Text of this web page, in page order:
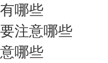
毕业于长江...[详情]
哪些
注意哪些
哪些